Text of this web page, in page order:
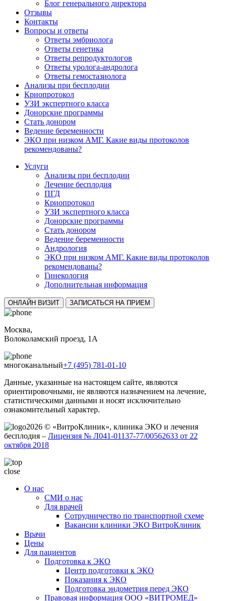
Блог генерального директора
Отзывы
Контакты
Вопросы и ответы
Ответы эмбриолога
Ответы генетика
Ответы репродуктологов
Ответы уролога-андролога
Ответы гемостазиолога
Анализы при бесплодии
Криопротокол
УЗИ экспертного класса
Донорские программы
Стать донором
Ведение беременности
ЭКО при низком АМГ. Какие виды протоколов
рекомендованы?
Услуги
Анализы при бесплодии
Лечение бесплодия
ПГД
Криопротокол
УЗИ экспертного класса
Донорские программы
Стать донором
Ведение беременности
Андрология
ЭКО при низком АМГ. Какие виды протоколов
рекомендованы?
Гинекология
Дополнительная информация
ОНЛАЙН ВИЗИТ ЗАПИСАТЬСЯ НА ПРИЕМ
Москва,
Волоколамский проезд, 1А
многоканальный+7 (495) 781-01-10
Данные, указанные на настоящем сайте, являются
ориентировочными, не являются назначением на лечение,
статистическими данными и носят исключительно
ознакомительный характер.
2026 © «ВитроКлиник», клиника ЭКО и лечения
бесплодия – Лицензия № Л041-01137-77/00562633 от 22
октября 2018
close
О нас
СМИ о нас
Для врачей
Сотрудничество по транспортной схеме
Вакансии клиники ЭКО ВитроКлиник
Врачи
Цены
Для пациентов
Подготовка к ЭКО
Центр подготовки к ЭКО
Показания к ЭКО
Подготовка эндометрия перед ЭКО
Правовая информация ООО «ВИТРОМЕД»